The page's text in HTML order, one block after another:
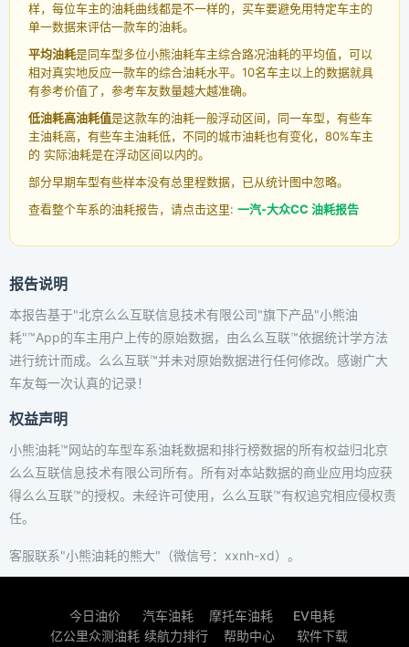
样，每位车主的油耗曲线都是不一样的，买车要避免用特定车主的
单一数据来评估一款车的油耗。
平均油耗是同车型多位小熊油耗车主综合路况油耗的平均值，可以
相对真实地反应一款车的综合油耗水平。10名车主以上的数据就具
有参考价值了，参考车友数量越大越准确。
低油耗高油耗值是这款车的油耗一般浮动区间，同一车型，有些车
主油耗高，有些车主油耗低，不同的城市油耗也有变化，80%车主
的 实际油耗是在浮动区间以内的。
部分早期车型有些样本没有总里程数据，已从统计图中忽略。
查看整个车系的油耗报告，请点击这里: 一汽-大众CC 油耗报告
报告说明
本报告基于"北京么么互联信息技术有限公司"旗下产品"小熊油
耗"™App的车主用户上传的原始数据，由么么互联™依据统计学方法
进行统计而成。么么互联™并未对原始数据进行任何修改。感谢广大
车友每一次认真的记录！
权益声明
小熊油耗™网站的车型车系油耗数据和排行榜数据的所有权益归北京
么么互联信息技术有限公司所有。所有对本站数据的商业应用均应获
得么么互联™的授权。未经许可使用，么么互联™有权追究相应侵权责
任。
客服联系"小熊油耗的熊大"（微信号：xxnh-xd）。
今日油价 汽车油耗 摩托车油耗
EV电耗
亿公里众测油耗 续航力排行 帮助中心 软件下载